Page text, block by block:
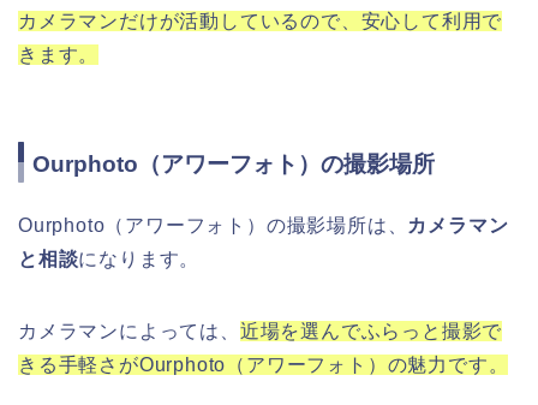
カメラマンだけが活動しているので、安心して利用で
きます。
Ourphoto（アワーフォト）の撮影場所
Ourphoto（アワーフォト）の撮影場所は、 カメラマン
と相談になります。
カメラマンによっては、 近場を選んでふらっと撮影で
きる手軽さがOurphoto（アワーフォト）の魅力です。